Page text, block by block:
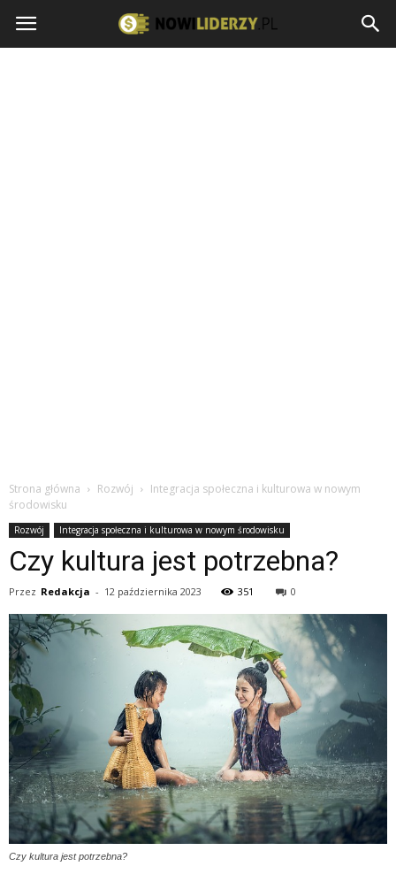
Strona główna Rozwój
Integracja społeczna i kulturowa w nowym
środowisku
Rozwój Integracja społeczna i kulturowa w nowym środowisku
Czy kultura jest potrzebna?
Przez Redakcja - 12 października 2023 351 0
Czy kultura jest potrzebna?